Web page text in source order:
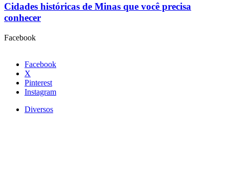
Cidades históricas de Minas que você precisa
conhecer
Facebook
Facebook
X
Pinterest
Instagram
Diversos